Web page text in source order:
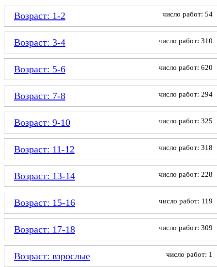
Возраст: 1-2 число работ: 54
Возраст: 3-4 число работ: 310
Возраст: 5-6 число работ: 620
Возраст: 7-8 число работ: 294
Возраст: 9-10 число работ: 325
Возраст: 11-12 число работ: 318
Возраст: 13-14 число работ: 228
Возраст: 15-16 число работ: 119
Возраст: 17-18 число работ: 309
Возраст: взрослые число работ: 1